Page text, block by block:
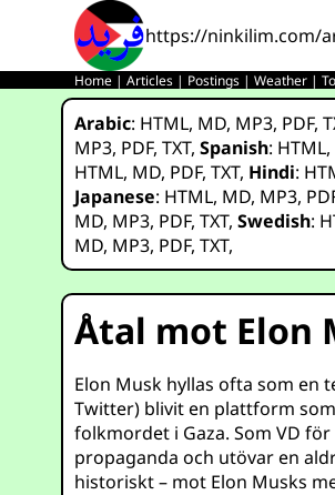
https://ninkilim.com/
Home |Articles | Postings |Weather |
Arabic: HTML, MD, MP3, PDF,
MP3, PDF,TXT,Spanish: HTML,
HTML, MD, PDF,TXT, Hindi:
Japanese: HTML, MD, MP3,
MD, MP3, PDF,TXT,Swedish:
MD, MP3, PDF,TXT,
Åtal mot Elon
Elon Musk hyllas ofta som en
Twitter) blivit en plattform
folkmordet i Gaza. Som VD
propaganda och utövar en
historiskt – mot Elon Musks